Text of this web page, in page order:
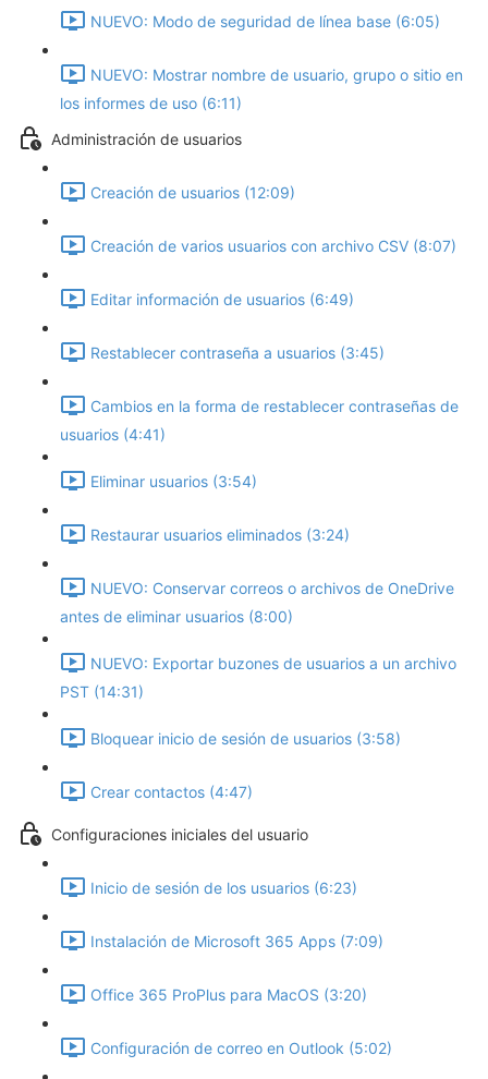
NUEVO: Modo de seguridad de línea base‎ (6:05)
NUEVO: Mostrar nombre de usuario, grupo o sitio en
los informes de uso (6:11)
Administración de usuarios
Creación de usuarios (12:09)
Creación de varios usuarios con archivo CSV (8:07)
Editar información de usuarios (6:49)
Restablecer contraseña a usuarios (3:45)
Cambios en la forma de restablecer contraseñas de
usuarios (4:41)
Eliminar usuarios (3:54)
Restaurar usuarios eliminados (3:24)
NUEVO: Conservar correos o archivos de OneDrive
antes de eliminar usuarios (8:00)
NUEVO: Exportar buzones de usuarios a un archivo
PST (14:31)
Bloquear inicio de sesión de usuarios (3:58)
Crear contactos (4:47)
Configuraciones iniciales del usuario
Inicio de sesión de los usuarios (6:23)
Instalación de Microsoft 365 Apps (7:09)
Office 365 ProPlus para MacOS (3:20)
Configuración de correo en Outlook (5:02)